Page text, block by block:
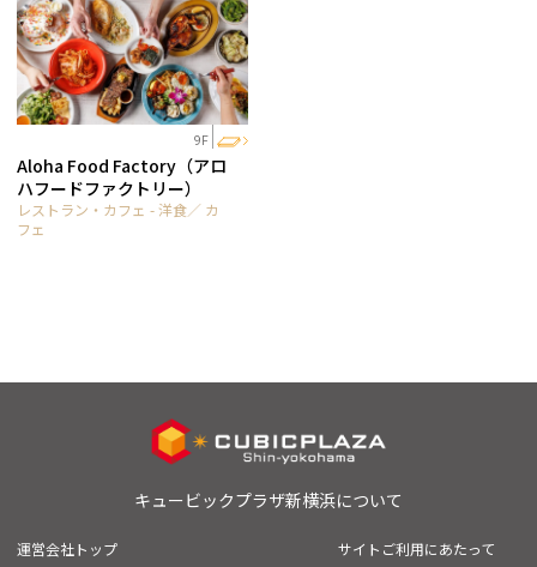
9F
Aloha Food Factory（アロ
ハフードファクトリー）
レストラン・カフェ - 洋食／ カ
フェ
キュービックプラザ新横浜について
運営会社トップ サイトご利用にあたって